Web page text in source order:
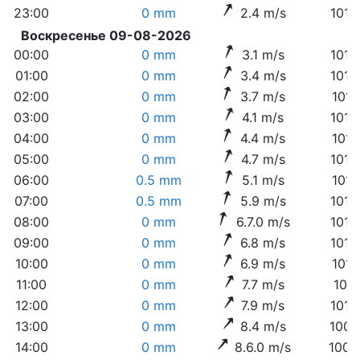
23:00
0 mm 2.4 m/s
Воскресенье 09-08-2026
00:00
0 mm 3.1 m/s
01:00
0 mm 3.4 m/s
02:00
0 mm 3.7 m/s
03:00
0 mm 4.1 m/s
04:00
0 mm 4.4 m/s
05:00
0 mm 4.7 m/s
06:00
0.5 mm 5.1 m/s
07:00
0.5 mm 5.9 m/s
08:00
0 mm 6.7.0 m/s
09:00
0 mm 6.8 m/s
10:00
0 mm 6.9 m/s
11:00
0 mm 7.7 m/s
12:00
0 mm 7.9 m/s
13:00
0 mm 8.4 m/s
14:00
0 mm 8.6.0 m/s